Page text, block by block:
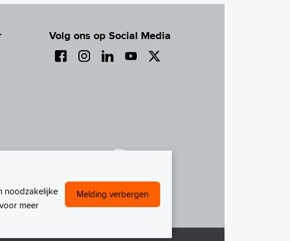
Volg ons op Social Media
noodzakelijke
meer
Melding verbergen